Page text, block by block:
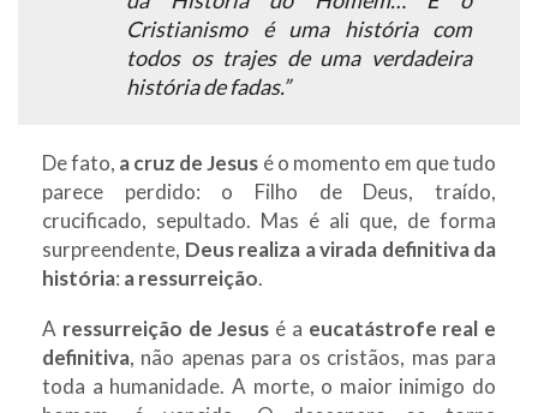
Cristianismo é uma história com
todos os trajes de uma verdadeira
história de fadas.”
De fato, a cruz de Jesus é o momento em que tudo
parece perdido: o Filho de Deus, traído,
crucificado, sepultado. Mas é ali que, de forma
surpreendente, Deus realiza a virada definitiva da
história: a ressurreição.
A ressurreição de Jesus é a eucatástrofe real e
definitiva, não apenas para os cristãos, mas para
toda a humanidade. A morte, o maior inimigo do